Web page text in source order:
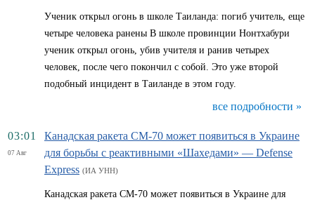
Ученик открыл огонь в школе Таиланда: погиб учитель, еще
четыре человека ранены В школе провинции Нонтхабури
ученик открыл огонь, убив учителя и ранив четырех
человек, после чего покончил с собой. Это уже второй
подобный инцидент в Таиланде в этом году.
все подробности »
03:01
07 Авг
Канадская ракета CM-70 может появиться в Украине
для борьбы с реактивными «Шахедами» — Defense
Express (ИА УНН)
Канадская ракета CM-70 может появиться в Украине для